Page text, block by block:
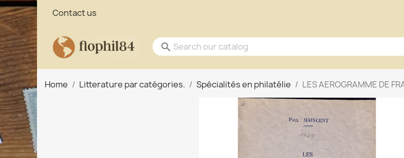
Contact us
search
Home Litterature par catégories. Spécialités en philatélie LES AEROGRAMME DE